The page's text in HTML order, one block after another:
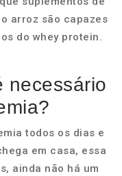
arroz são capazes
do whey protein.
necessário
todos os dias e
em casa, essa
ainda não há um